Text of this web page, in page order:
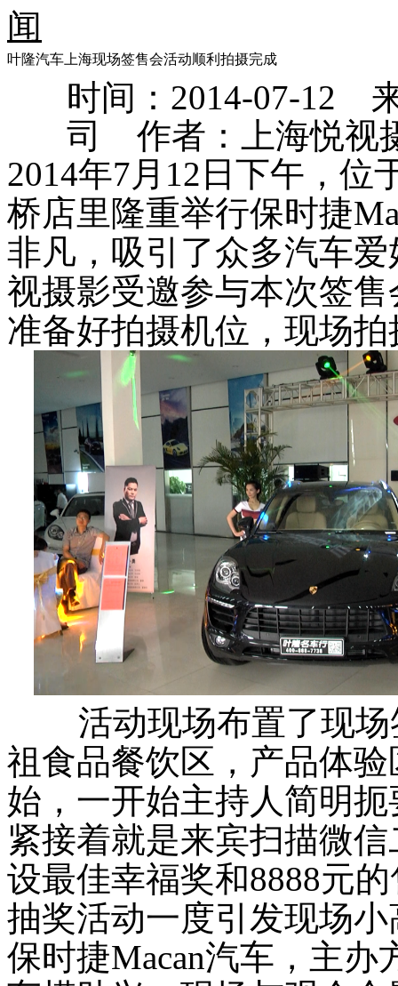
叶隆汽车上海现场签售会活动顺利拍摄完成
时间：2014-07-12
司 作者：上海悦视
2014年7月12日下午，位
桥店里隆重举行保时捷
非凡，吸引了众多汽车
视摄影受邀参与本次签
准备好拍摄机位，现场
活动现场布置了现场
祖食品餐饮区，产品体
始，一开始主持人简明
紧接着就是来宾扫描微
设最佳幸福奖和8888元
抽奖活动一度引发现场
保时捷Macan汽车，主